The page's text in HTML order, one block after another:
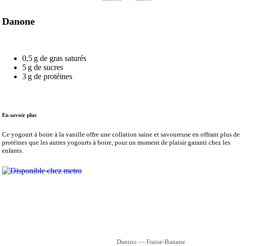
Danone
0,5 g de gras saturés
5 g de sucres
3 g de protéines
En savoir plus
Ce yogourt à boire à la vanille offre une collation saine et savoureuse en offrant plus de
protéines que les autres yogourts à boire, pour un moment de plaisir garanti chez les
enfants.
Danino — Fraise-Banane